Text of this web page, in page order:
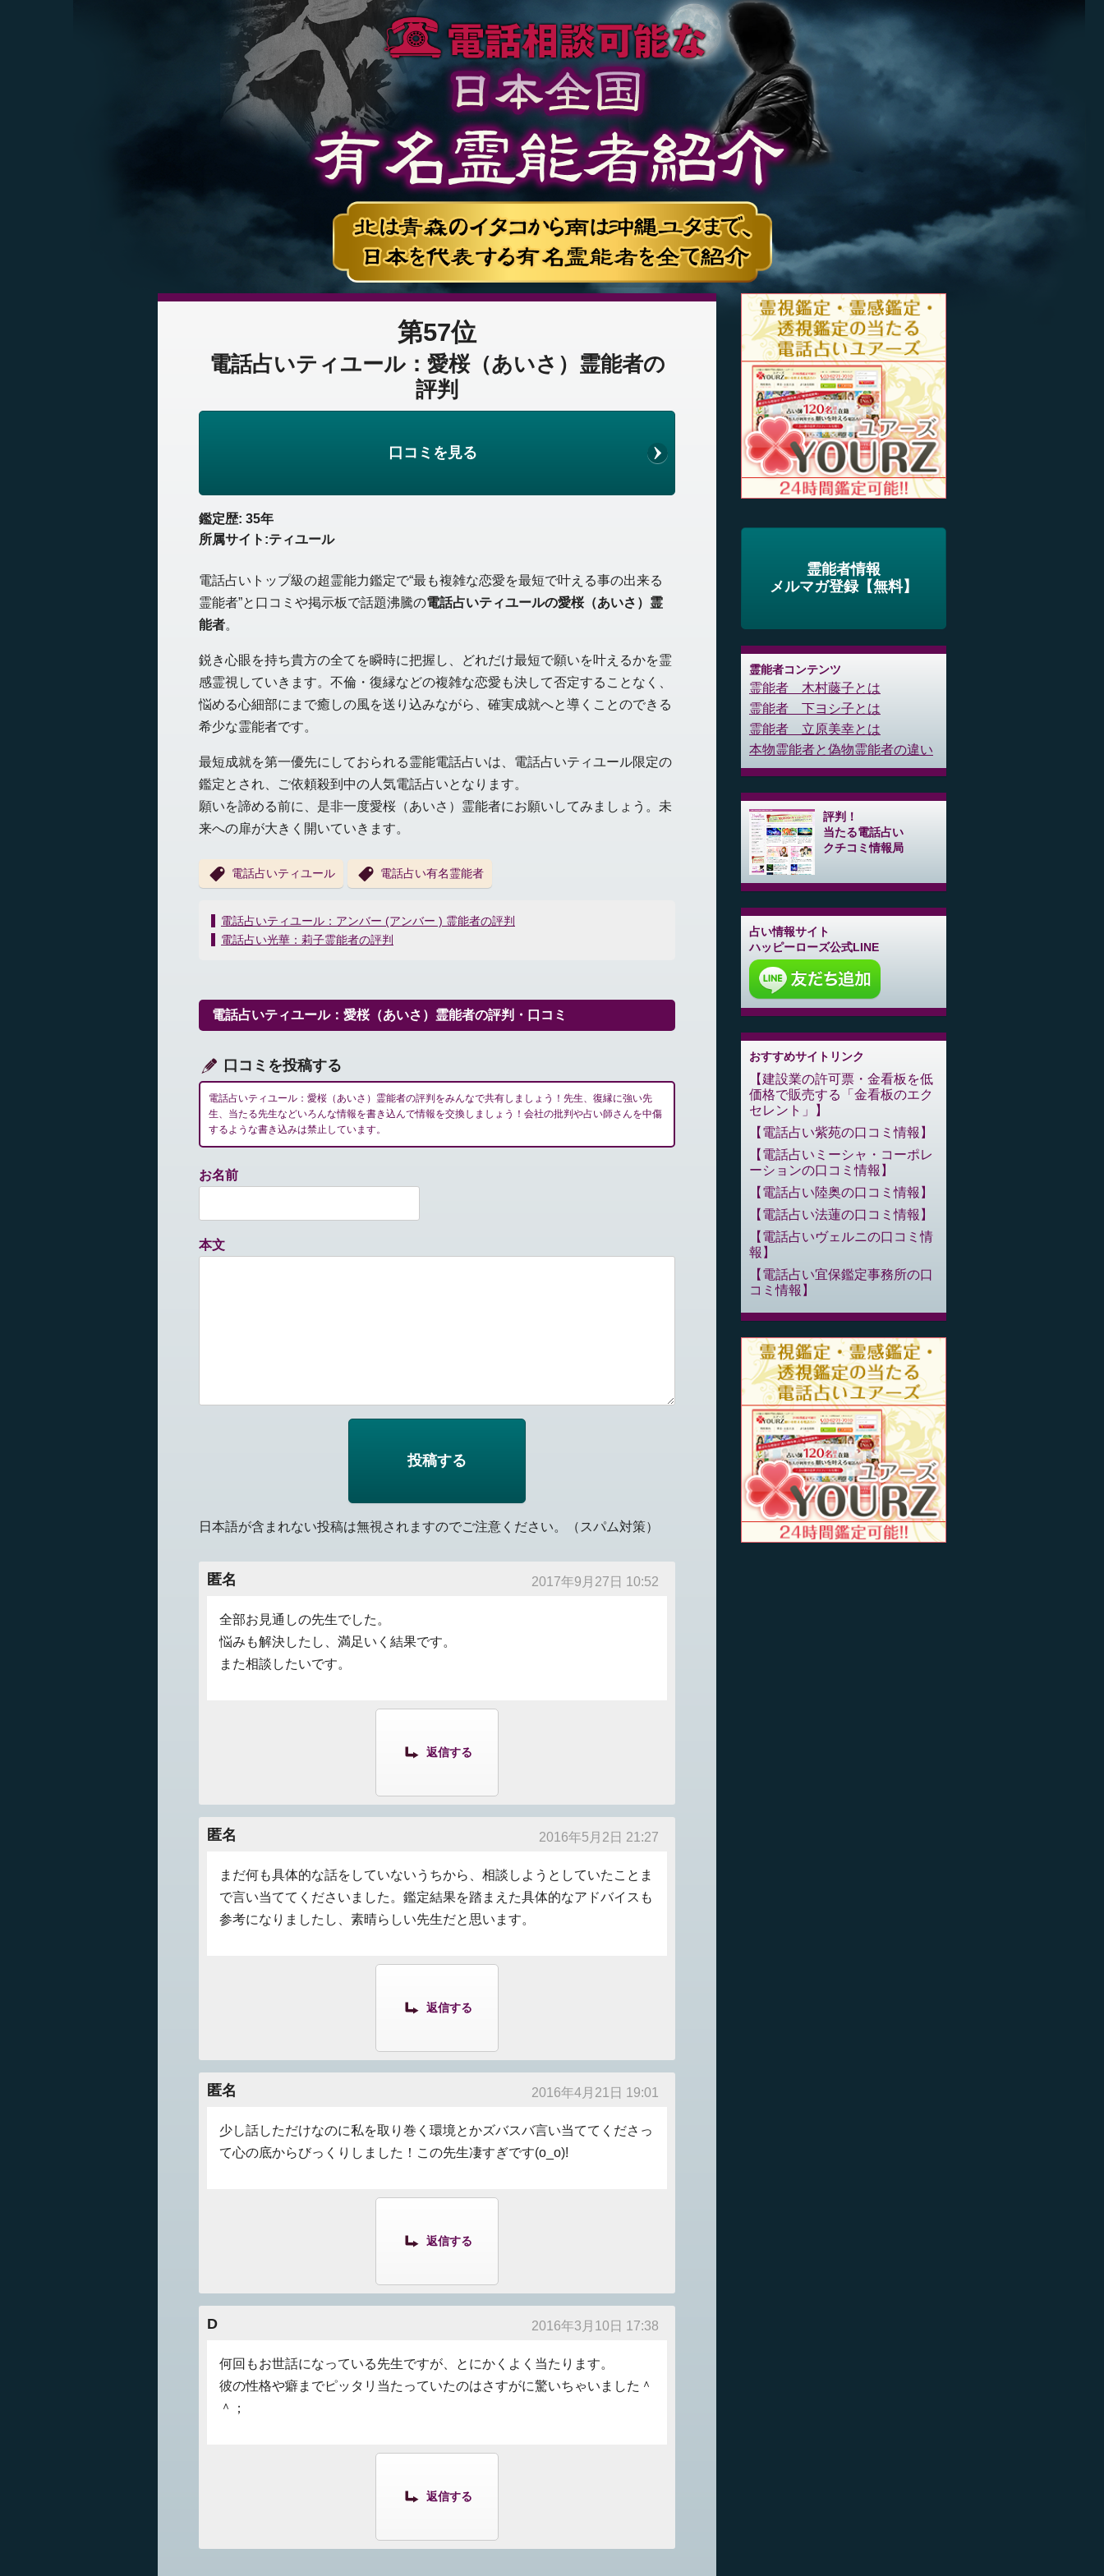
第57位
電話占いティユール：愛桜（あいさ）霊能者の
評判
口コミを見る
鑑定歴: 35年
所属サイト:ティユール
電話占いトップ級の超霊能力鑑定で“最も複雑な恋愛を最短で叶える事の出来る
霊能者”と口コミや掲示板で話題沸騰の電話占いティユールの愛桜（あいさ）霊
能者。
鋭き心眼を持ち貴方の全てを瞬時に把握し、どれだけ最短で願いを叶えるかを霊
感霊視していきます。不倫・復縁などの複雑な恋愛も決して否定することなく、
悩める心細部にまで癒しの風を送り込みながら、確実成就へと導くことのできる
希少な霊能者です。
最短成就を第一優先にしておられる霊能電話占いは、電話占いティユール限定の
鑑定とされ、ご依頼殺到中の人気電話占いとなります。
願いを諦める前に、是非一度愛桜（あいさ）霊能者にお願いしてみましょう。未
来への扉が大きく開いていきます。
電話占いティユール 電話占い有名霊能者
投
稿
ー
シ
ン
電話占いティユール：アンバー (アンバー ) 霊能者の評判
電話占い光華：莉子霊能者の評判
電話占いティユール：愛桜（あいさ）霊能者の評判・口コミ
口コミを投稿する
電話占いティユール：愛桜（あいさ）霊能者の評判をみんなで共有しましょう！先生、復縁に強い先
生、当たる先生などいろんな情報を書き込んで情報を交換しましょう！会社の批判や占い師さんを中傷
するような書き込みは禁止しています。
お名前
本文
日本語が含まれない投稿は無視されますのでご注意ください。（スパム対策）
匿名 2017年9月27日 10:52
全部お見通しの先生でした。
悩みも解決したし、満足いく結果です。
また相談したいです。
返信する
匿名 2016年5月2日 21:27
まだ何も具体的な話をしていないうちから、相談しようとしていたことま
で言い当ててくださいました。鑑定結果を踏まえた具体的なアドバイスも
参考になりましたし、素晴らしい先生だと思います。
返信する
匿名 2016年4月21日 19:01
少し話しただけなのに私を取り巻く環境とかズバスバ言い当ててくださっ
て心の底からびっくりしました！この先生凄すぎです(o_o)!
返信する
D 2016年3月10日 17:38
何回もお世話になっている先生ですが、とにかくよく当たります。
彼の性格や癖までピッタリ当たっていたのはさすがに驚いちゃいました＾
＾；
返信する
霊能者情報
メルマガ登録【無料】
霊能者コンテンツ
霊能者 木村藤子とは
霊能者 下ヨシ子とは
霊能者 立原美幸とは
本物霊能者と偽物霊能者の違い
評判！
当たる電話占い
クチコミ情報局
占い情報サイト
ハッピーローズ公式LINE
おすすめサイトリンク
建設業の許可票・金看板を低
価格で販売する「金看板のエク
セレント」
電話占い紫苑の口コミ情報
電話占いミーシャ・コーポレ
ーションの口コミ情報
電話占い陸奥の口コミ情報
電話占い法蓮の口コミ情報
電話占いヴェルニの口コミ情
報
電話占い宜保鑑定事務所の口
コミ情報